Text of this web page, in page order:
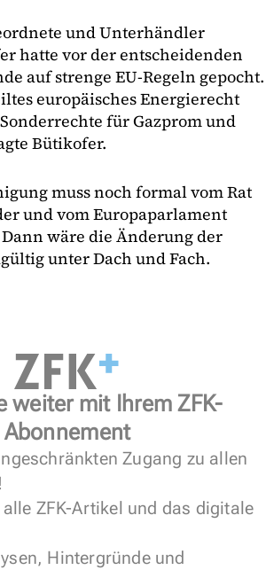
und Unterhändler
hatte vor der entscheidenden
auf strenge EU-Regeln gepocht.
europäisches Energierecht
für Gazprom und
Bütikofer.
muss noch formal vom Rat
und vom Europaparlament
wäre die Änderung der
unter Dach und Fach.
weiter mit Ihrem ZFK-
Abonnement
Zugang zu allen
ZFK-Artikel und das digitale
Hintergründe und